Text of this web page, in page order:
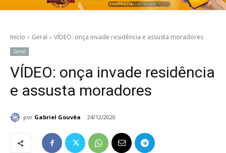
Início Geral VÍDEO: onça invade residência e assusta moradores
Geral
VÍDEO: onça invade residência
e assusta moradores
por Gabriel Gouvêa 24/12/2020